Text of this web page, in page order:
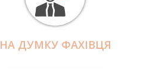
НА ДУМКУ ФАХІВЦЯ